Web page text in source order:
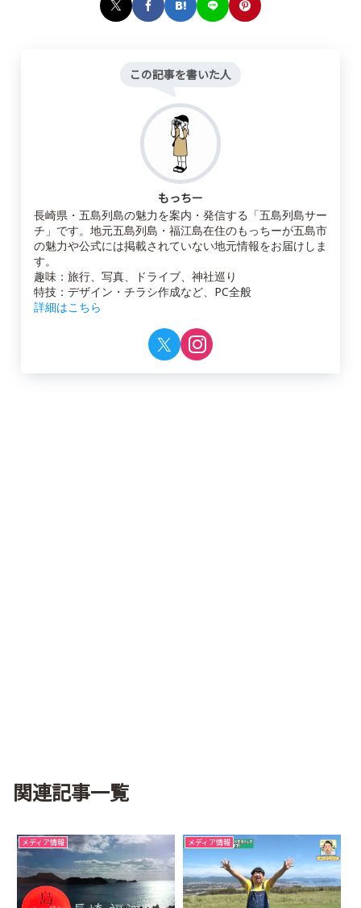
この記事を書いた人
もっちー
長崎県・五島列島の魅力を案内・発信する「五島列島サー
チ」です。地元五島列島・福江島在住のもっちーが五島市
の魅力や公式には掲載されていない地元情報をお届けしま
す。
趣味：旅行、写真、ドライブ、神社巡り
特技：デザイン・チラシ作成など、PC全般
詳細はこちら
関連記事一覧
メディア情報 メディア情報